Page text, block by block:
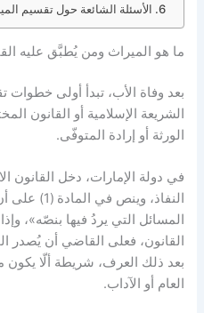
الأسئلة الشائعة حول تقسيم
ما هو الميراث ومن يُطبَّق عليه
بعد وفاة الأب، تبدأ أولى
الشريعة الإسلامية أو القانون
الورثة أو إرادة المتوفّى.
النفاذ،
المسائل التي يردُ فيها بنصّه»،
القانون، فعلى القاضي أن يُصدر
بعد ذلك العرف، شريطة ألّا يكون
العام أو الآداب.